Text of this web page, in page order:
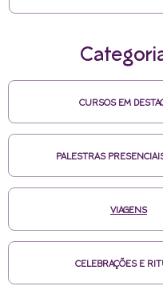
CURSOS EM
PALESTRAS
VIAGENS
CELEBRAÇÕES E